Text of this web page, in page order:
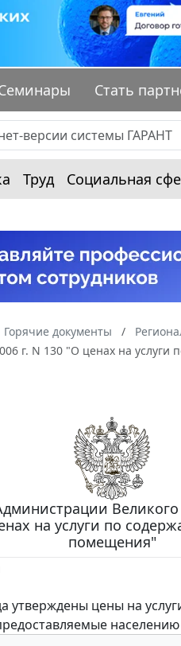
Стать
Труд Социальная
Горячие документы
г. N 130 "О ценах на
на услуги по
помещения"
утверждены цены на
населению